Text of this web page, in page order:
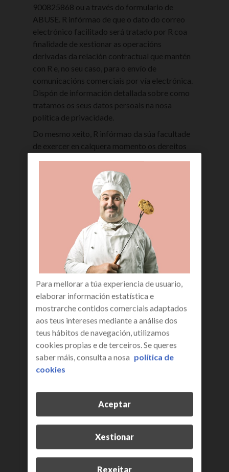
900825868 ou a través do formulario de
ABUSE. R infórmao de que o dato do correo
electrónico facilitado será tratado por R coa
finalidade de xestionar as operacións
derivadas da relación contractual que mantén
con R e, no seu caso, para o envío de
comunicacións comerciais por vía electrónica.
Dispón de información detallada sobre como
tratamos os seus datos persoais na nosa
política de privacidade.
Do mesmo xeito, R infórmao da súa facultade
de exercer en calquera momento os dereitos
portabilidade e limitación do tratamento de
acordo co que se establece no Regulamento
Xeral de Protección de Datos e demais
normativa aplicable ao efecto, debendo
dirixirse a R a tal fin, mediante escrito enviado
por correo indicando a solicitude que realiza,
ao seguinte enderezo de correo electrónico a
docu@R.es
3. UTILIZACIÓN DA INFORMACIÓN.
A propiedade intelectual da información,
datos, contidos, bases de datos, deseños,
códigos fonte, estruturas de navegación e
demais servizos ou produtos telemáticos
integrados na Web Corporativa ou aos que R
permite ter acceso, así como a dos produtos
eventualmente derivados e os manuais de
utilización son propiedade exclusiva de R, dos
segundo proceda, polo que o usuario se
compromete a non infrinxir ningún dereito
derivado da propiedade industrial ou
intelectual, quedando expresamente prohibida
a reprodución total ou parcial dos mesmos, a
súa comunicación pública, distribución, ou
Para mellorar a túa experiencia de usuario,
elaborar información estatística e
mostrarche contidos comerciais adaptados
aos teus intereses mediante a análise dos
teus hábitos de navegación, utilizamos
cookies propias e de terceiros. Se queres
saber máis, consulta a nosa política de
cookies
Xestionar
Rexeitar
Aceptar